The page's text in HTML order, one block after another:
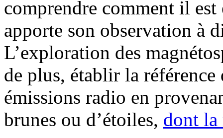
comprendre comment il
apporte son observation à
L’exploration des
de plus, établir la
émissions radio en
brunes ou d’étoiles, dont la